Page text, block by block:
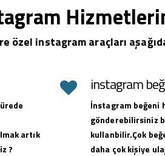
özel instagram araçları
artık
?
instagram
İnstagram beğeni
gönderebilirsiniz
kullanbilir.Çok
daha çok kişiye